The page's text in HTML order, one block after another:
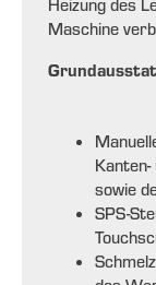
Heizung des
Maschine
sowie
SPS-